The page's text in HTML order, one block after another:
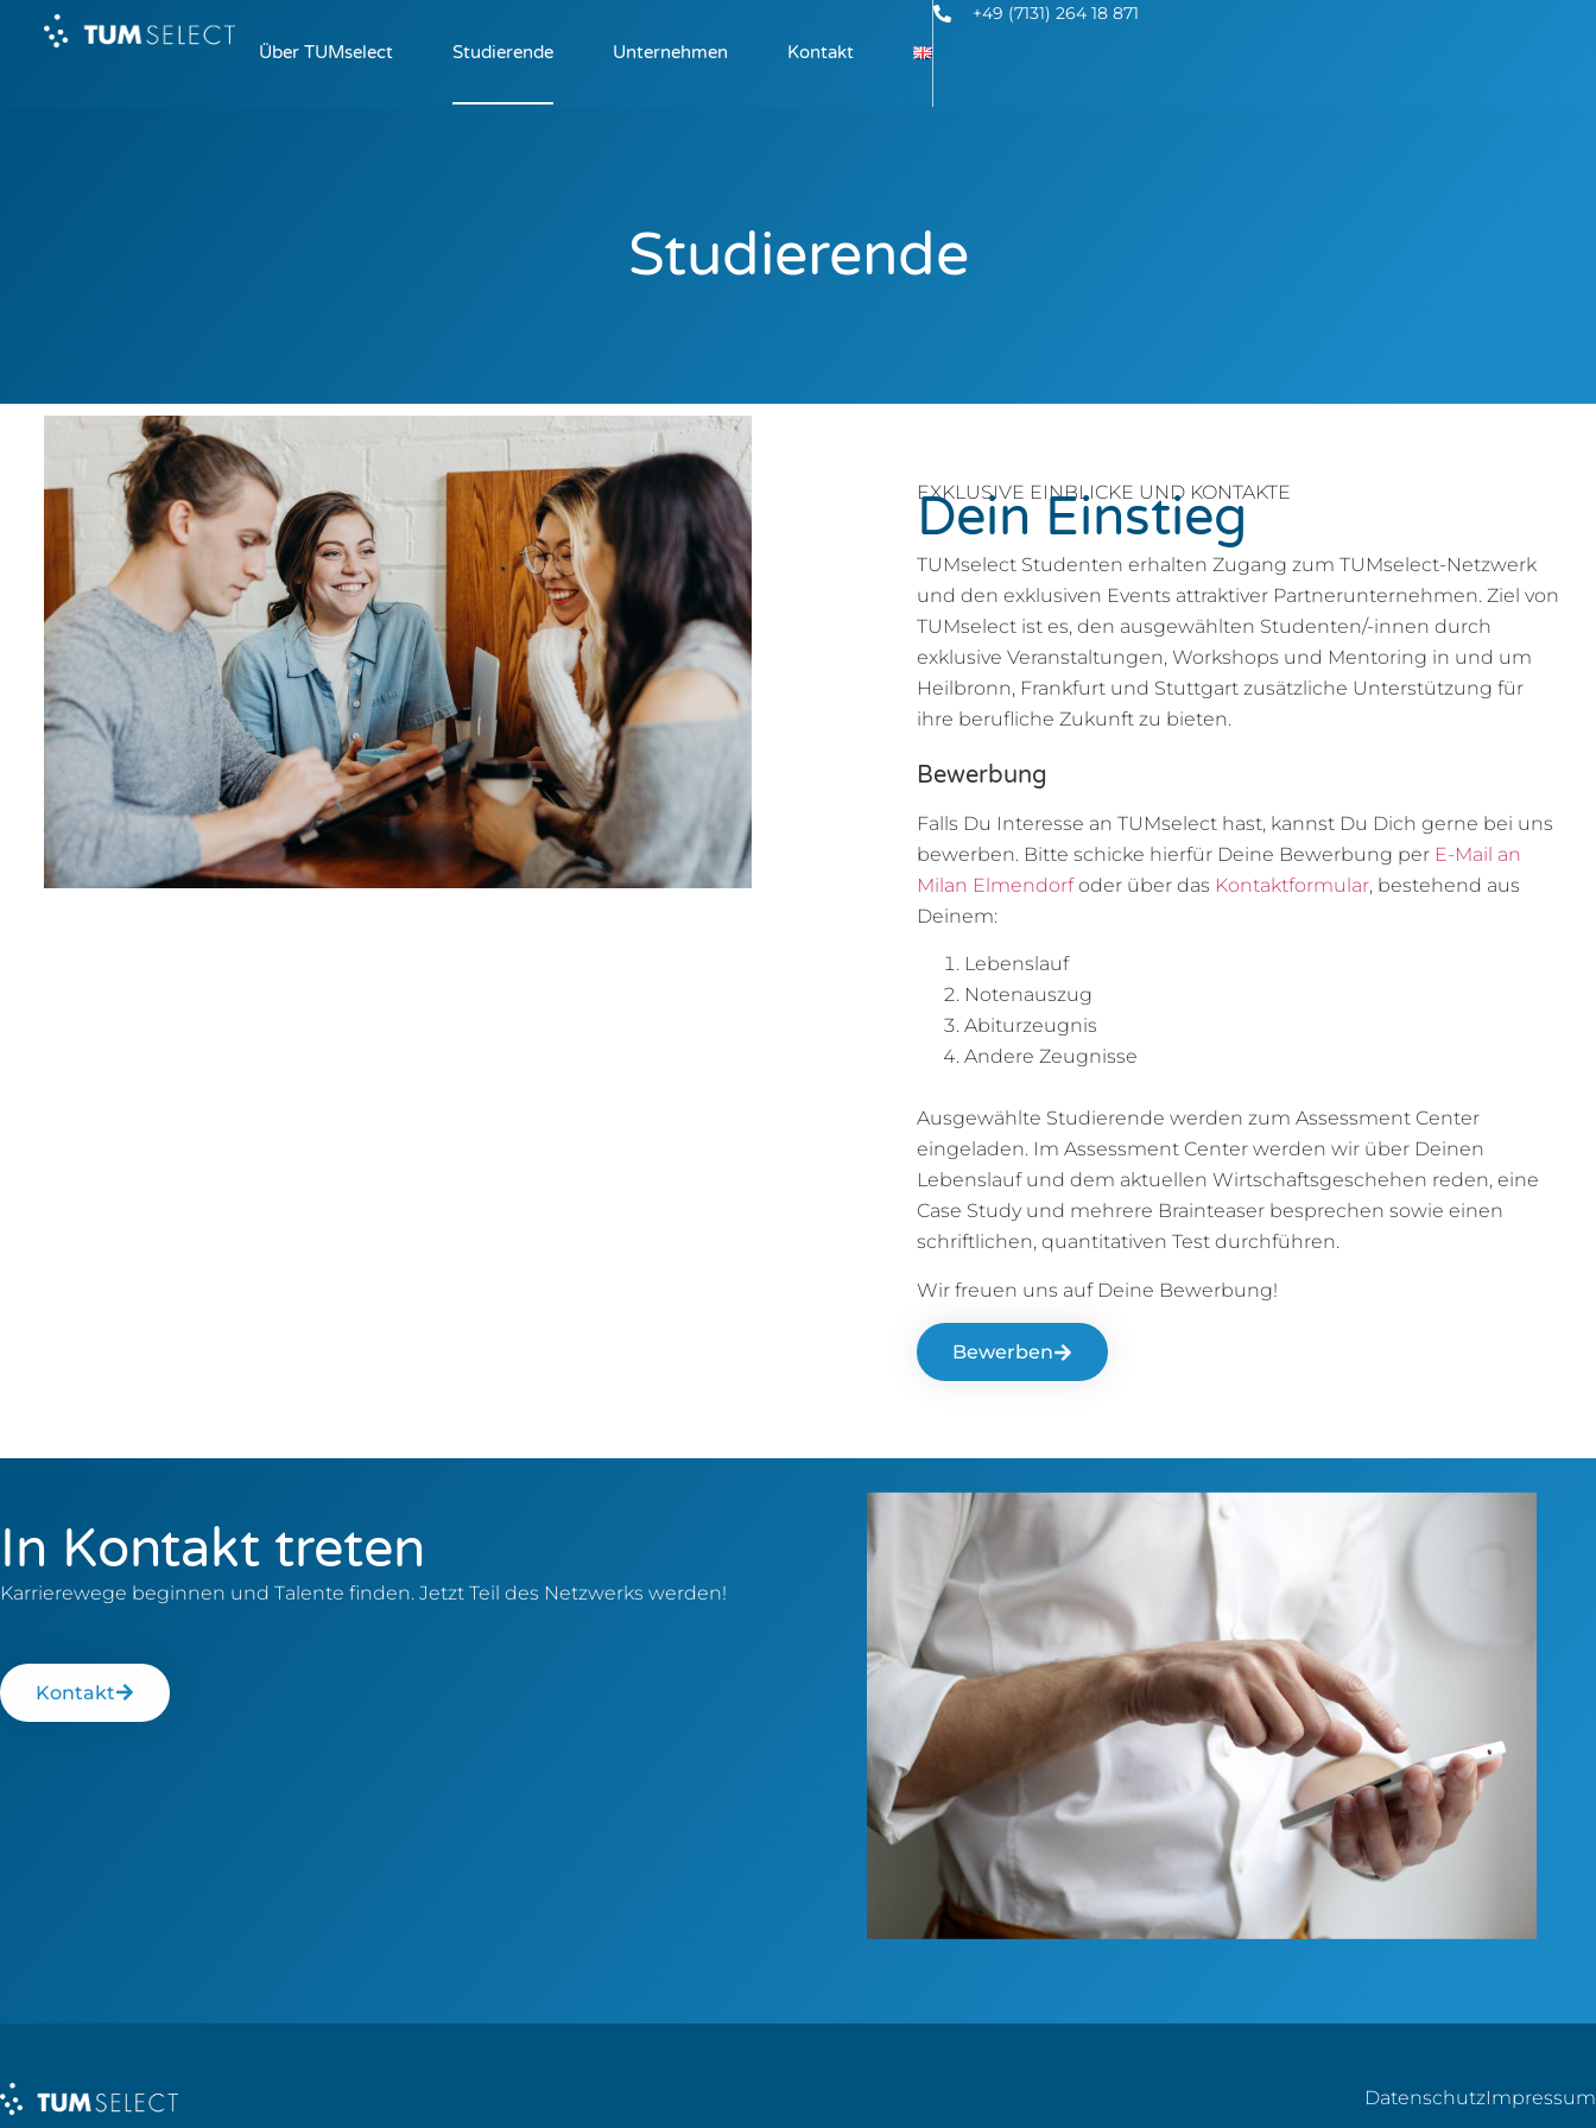
Über TUMselect Studierende Unternehmen Kontakt
+49 (7131) 264 18 871
Studierende
EXKLUSIVE EINBLICKE UND KONTAKTE
Dein Einstieg
TUMselect Studenten erhalten Zugang zum TUMselect-Netzwerk
und den exklusiven Events attraktiver Partnerunternehmen. Ziel von
TUMselect ist es, den ausgewählten Studenten/-innen durch
exklusive Veranstaltungen, Workshops und Mentoring in und um
Heilbronn, Frankfurt und Stuttgart zusätzliche Unterstützung für
ihre berufliche Zukunft zu bieten.
Bewerbung
Falls Du Interesse an TUMselect hast, kannst Du Dich gerne bei uns
bewerben. Bitte schicke hierfür Deine Bewerbung per E-Mail an
Milan Elmendorfoder über das Kontaktformular, bestehend aus
Deinem:
Lebenslauf
Notenauszug
Abiturzeugnis
Andere Zeugnisse
Ausgewählte Studierende werden zum Assessment Center
eingeladen. Im Assessment Center werden wir über Deinen
Lebenslauf und dem aktuellen Wirtschaftsgeschehen reden, eine
Case Study und mehrere Brainteaser besprechen sowie einen
schriftlichen, quantitativen Test durchführen.
Wir freuen uns auf Deine Bewerbung!
Bewerben
In Kontakt treten
Karrierewege beginnen und Talente finden. Jetzt Teil des Netzwerks werden!
Kontakt
DatenschutzImpressum